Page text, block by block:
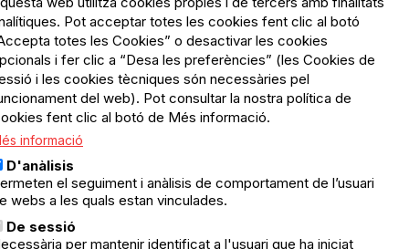
Menú
Legal
Política de privacitat
Avís legal
Política de cookies
organitzadors.
Pot acceptar totes les cookies fent clic al botó
totes les Cookies” o desactivar les cookies
i fer clic a “Desa les preferències” (les Cookies de
i les cookies tècniques són necessàries pel
del web). Pot consultar la nostra política de
fent clic al botó de Més informació.
informació
D'anàlisis
el seguiment i anàlisis de comportament de l’usuari
webs a les quals estan vinculades.
De sessió
per mantenir identificat a l'usuari que ha iniciat